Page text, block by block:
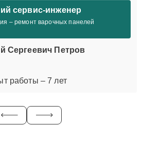
сервис-инженер
– ремонт варочных панелей
Сергеевич Петров
работы – 7 лет